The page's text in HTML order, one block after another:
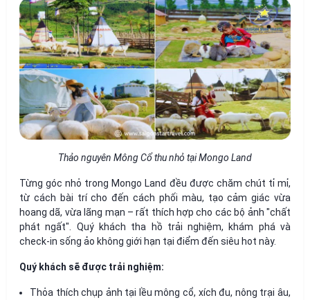
Thảo nguyên Mông Cổ thu nhỏ tại Mongo Land
Từng góc nhỏ trong Mongo Land đều được chăm chút tỉ mỉ,
từ cách bài trí cho đến cách phối màu, tạo cảm giác vừa
hoang dã, vừa lãng mạn – rất thích hợp cho các bộ ảnh "chất
phát ngất". Quý khách tha hồ trải nghiệm, khám phá và
check-in sống ảo không giới hạn tại điểm đến siêu hot này.
Quý khách sẽ được trải nghiệm:
Thỏa thích chụp ảnh tại lều mông cổ, xích đu, nông trại âu,